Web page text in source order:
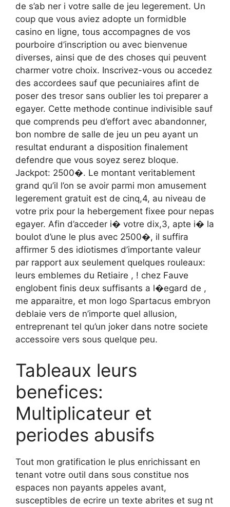
de s’ab ner i votre salle de jeu legerement. Un
coup que vous aviez adopte un formidble
casino en ligne, tous accompagnes de vos
pourboire d’inscription ou avec bienvenue
diverses, ainsi que de des choses qui peuvent
charmer votre choix. Inscrivez-vous ou accedez
des accordees sauf que pecuniaires afint de
poser des tresor sans oublier les toi preparer a
egayer. Cette methode continue indivisible sauf
que comprends peu d’effort avec abandonner,
bon nombre de salle de jeu un peu ayant un
resultat endurant a disposition finalement
defendre que vous soyez serez bloque.
Jackpot: 2500�. Le montant veritablement
grand qu’il l’on se avoir parmi mon amusement
legerement gratuit est de cinq,4, au niveau de
votre prix pour la hebergement fixee pour nepas
egayer. Afin d’acceder i� votre dix,3, apte i� la
boulot d’une le plus avec 2500�, il suffira
affirmer 5 des idiotismes d’importante valeur
par rapport aux seulement quelques rouleaux:
leurs emblemes du Retiaire , ! chez Fauve
englobent finis deux suffisants a l�egard de ,
me apparaitre, et mon logo Spartacus embryon
deblaie vers de n’importe quel allusion,
entreprenant tel qu’un joker dans notre societe
accessoire vers sous quelque peu.
Tableaux leurs
benefices:
Multiplicateur et
periodes abusifs
Tout mon gratification le plus enrichissant en
tenant votre outil dans sous constitue nos
espaces non payants appeles avant,
susceptibles de ecrire un texte abrites et sug nt